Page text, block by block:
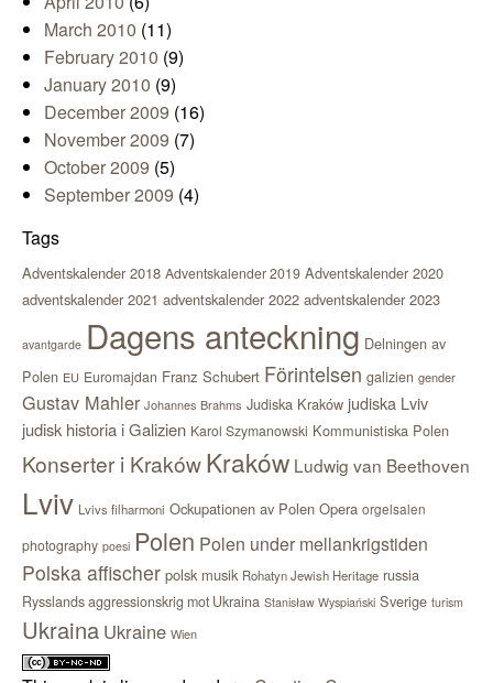
March 2010 (11)
February 2010 (9)
January 2010 (9)
December 2009 (16)
November 2009 (7)
October 2009 (5)
September 2009 (4)
Tags
Adventskalender 2018 Adventskalender 2019 Adventskalender 2020
adventskalender 2021 adventskalender 2022 adventskalender 2023
avantgarde Dagens anteckning Delningen av
Polen EU Euromajdan Franz Schubert Förintelsen galizien gender
Gustav Mahler Johannes Brahms Judiska Kraków judiska Lviv
judisk historia i Galizien Karol Szymanowski Kommunistiska Polen
Konserter i KrakówKraków Ludwig van Beethoven
Lviv Lvivs filharmoni Ockupationen av Polen Opera orgelsalen
photography poesi Polen Polen under mellankrigstiden
Polska affischer polsk musik Rohatyn Jewish Heritage russia
Rysslands aggressionskrig mot Ukraina Stanisław Wyspiański Sverige turism
Ukraina Ukraine Wien